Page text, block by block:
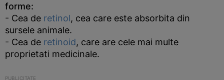
forme:
- Cea de retinol, cea care este absorbita din
sursele animale.
- Cea de retinoid, care are cele mai multe
proprietati medicinale.